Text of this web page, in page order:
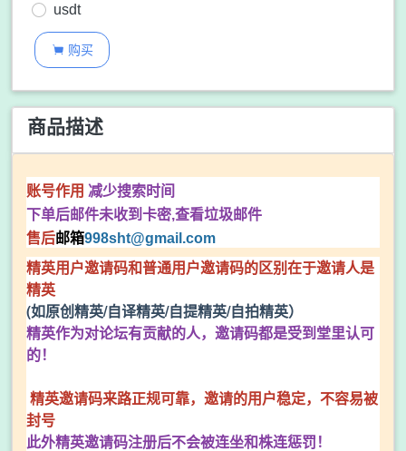
usdt
 购买
商品描述
账号作用 减少搜索时间
下单后邮件未收到卡密,查看垃圾邮件
售后邮箱998sht@gmail.com
精英用户邀请码和普通用户邀请码的区别在于邀请人是
精英
(如原创精英/自译精英/自提精英/自拍精英）
精英作为对论坛有贡献的人，邀请码都是受到堂里认可
的！
精英邀请码来路正规可靠，邀请的用户稳定，不容易被
封号
此外精英邀请码注册后不会被连坐和株连惩罚！